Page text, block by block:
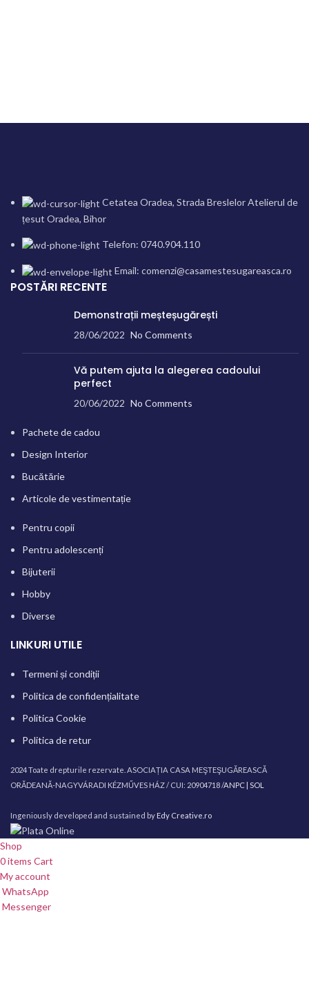
Cetatea Oradea, Strada Breslelor Atelierul de
țesut Oradea, Bihor
Telefon: 0740.904.110
Email: comenzi@casamestesugareasca.ro
POSTĂRI RECENTE
Demonstrații meșteșugărești
28/06/2022 No Comments
Vă putem ajuta la alegerea cadoului
perfect
20/06/2022 No Comments
Pachete de cadou
Design Interior
Bucătărie
Articole de vestimentație
Pentru copii
Pentru adolescenți
Bijuterii
Hobby
Diverse
LINKURI UTILE
Termeni și condiții
Politica de confidențialitate
Politica Cookie
Politica de retur
2024 Toate drepturile rezervate. ASOCIAȚIA CASA MEŞTEŞUGĂREASCĂ
ORĂDEANĂ-NAGYVÁRADI KÉZMŰVES HÁZ / CUI: 20904718 /ANPC | SOL
Ingeniously developed and sustained by Edy Creative.ro
Shop
0items Cart
My account
WhatsApp
Messenger